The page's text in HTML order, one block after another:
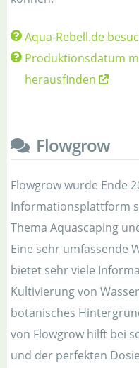
Aqua-Rebell.de
Produktionsdatum
herausfinden
Flowgrow
Flowgrow wurde Ende
Informationsplattform
Thema Aquascaping
Eine sehr umfassende
bietet sehr viele
Kultivierung von
botanisches
von Flowgrow hilft bei
und der perfekten